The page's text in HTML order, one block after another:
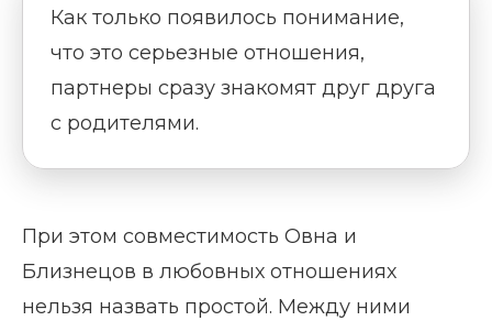
Как только появилось понимание,
что это серьезные отношения,
партнеры сразу знакомят друг друга
с родителями.
При этом совместимость Овна и
Близнецов в любовных отношениях
нельзя назвать простой. Между ними